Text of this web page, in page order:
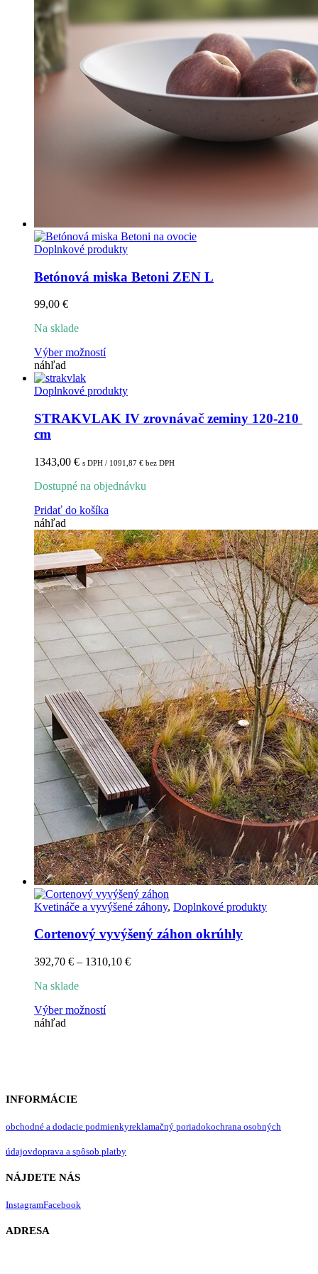
Doplnkové produkty
Betónová miska Betoni ZEN L
99,00 €
Na sklade
Výber možnostíTento
viacero
Možnosti
si
na
stránke
produktu.
náhľad
Doplnkové produkty
STRAKVLAK IV zrovnávač zeminy 120-210
cm
1343,00 € s DPH / 1091,87 € bez DPH
Dostupné na objednávku
Pridať do košíka
náhľad
Kvetináče a vyvýšené záhony, Doplnkové produkty
Cortenový vyvýšený záhon okrúhly
392,70 € – 1310,10 €Price
Na sklade
Výber možnostíTento
na
produktu.
náhľad
INFORMÁCIE
obchodné a dodacie podmienkyreklamačný poriadokochrana osobných
údajovdoprava a spôsob platby
NÁJDETE NÁS
InstagramFacebook
ADRESA